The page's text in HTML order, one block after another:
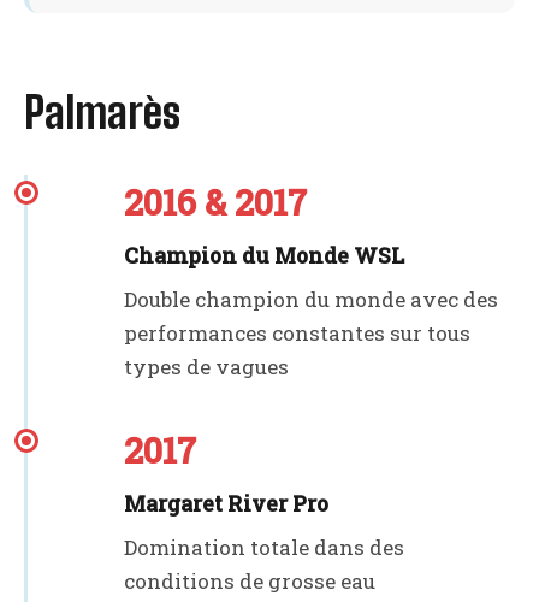
Palmarès
2016 & 2017
Champion du Monde WSL
Double champion du monde avec des
performances constantes sur tous
types de vagues
2017
Margaret River Pro
Domination totale dans des
conditions de grosse eau